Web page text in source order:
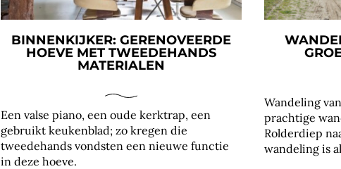
BINNENKIJKER: GERENOVEERDE
HOEVE MET TWEEDEHANDS
MATERIALEN
Een valse piano, een oude kerktrap, een
gebruikt keukenblad; zo kregen die
tweedehands vondsten een nieuwe functie
in deze hoeve.
Wandeling
prachtige
Rolderdiep
wandeling is